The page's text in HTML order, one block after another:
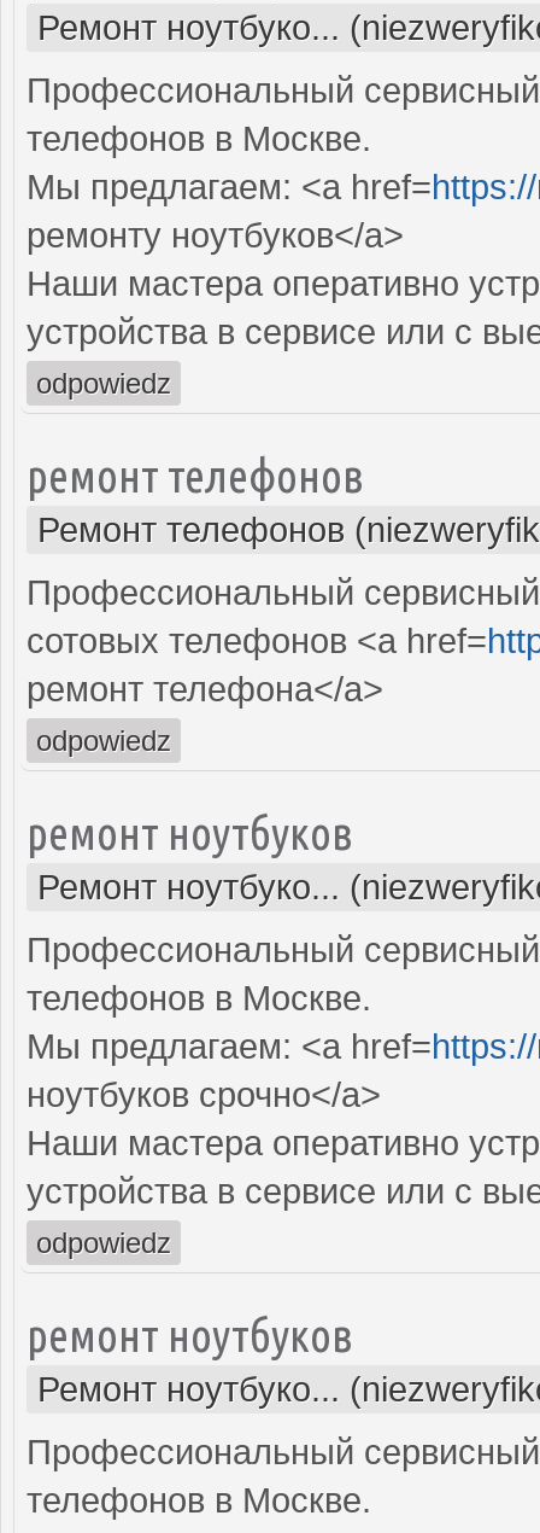
Ремонт ноутбуко...
Профессиональный
телефонов в Москве.
Мы предлагаем: <a href=
ремонту ноутбуков</a>
Наши мастера оперативно
устройства в сервисе или с
odpowiedz
ремонт телефонов
Ремонт телефонов
Профессиональный
сотовых телефонов <a href=
ремонт телефона</a>
odpowiedz
ремонт ноутбуков
Ремонт ноутбуко...
Профессиональный
телефонов в Москве.
Мы предлагаем: <a href=
ноутбуков срочно</a>
Наши мастера оперативно
устройства в сервисе или с
odpowiedz
ремонт ноутбуков
Ремонт ноутбуко...
Профессиональный
телефонов в Москве.